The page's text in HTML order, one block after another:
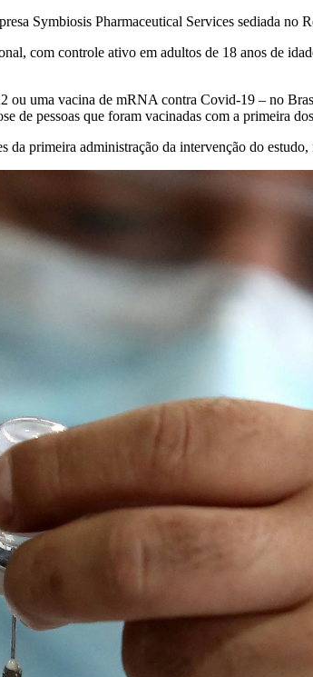
Symbiosis Pharmaceutical Services sediada no
com controle ativo em adultos de 18 anos de
ou uma vacina de mRNA contra Covid-19 – no
de pessoas que foram vacinadas com a primeira
da primeira administração da intervenção do